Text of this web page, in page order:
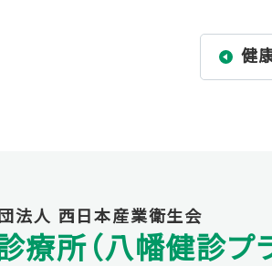
健
法人 西日本産業衛生会
所（八幡健診プ